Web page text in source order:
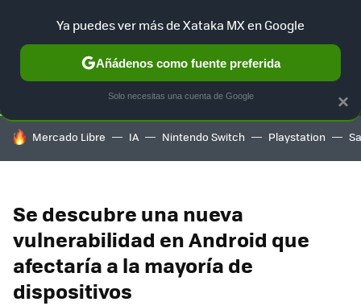
SELECCIÓN GAMING HOME AUTO TERRITORIO
HOY SE HABLA DE
Mercado Libre IA Nintendo Switch Playstation
Se descubre una nueva
vulnerabilidad en Android que
afectaría a la mayoría de
dispositivos
×
Ya puedes ver más de Xataka MX en Google
Añádenos como fuente preferida
Solo necesitas una cuenta de Google